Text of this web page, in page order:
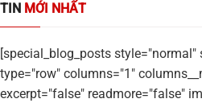
TIN MỚI NHẤT
[special_blog_posts style="normal"
type="row" columns="1"
excerpt="false" readmore="false"